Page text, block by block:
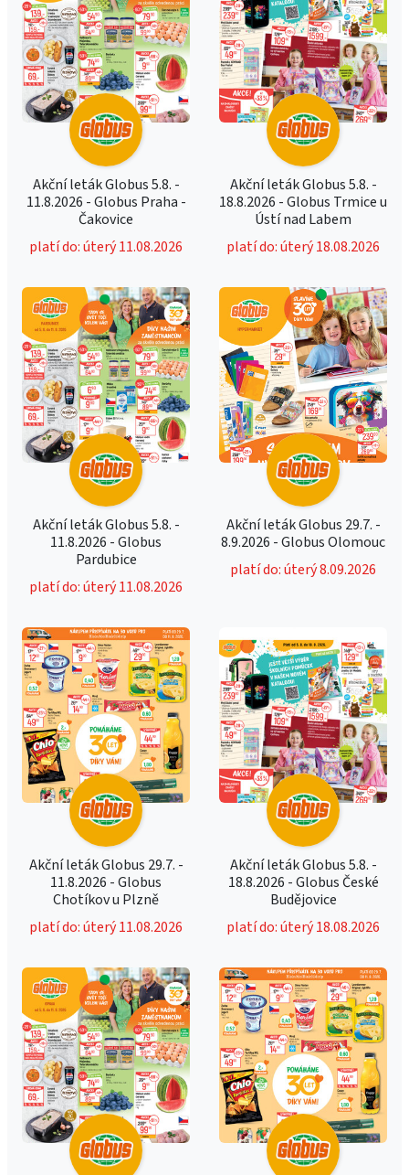
Akční leták Globus 5.8. -
11.8.2026 - Globus Praha -
Čakovice
platí do: úterý 11.08.2026
Akční leták Globus 5.8. -
18.8.2026 - Globus Trmice u
Ústí nad Labem
platí do: úterý 18.08.2026
Akční leták Globus 5.8. -
11.8.2026 - Globus
Pardubice
platí do: úterý 11.08.2026
Akční leták Globus 29.7. -
8.9.2026 - Globus Olomouc
platí do: úterý 8.09.2026
Akční leták Globus 29.7. -
11.8.2026 - Globus
Chotíkov u Plzně
platí do: úterý 11.08.2026
Akční leták Globus 5.8. -
18.8.2026 - Globus České
Budějovice
platí do: úterý 18.08.2026